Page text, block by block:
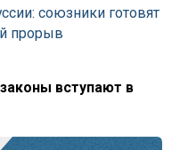
союзники готовят
прорыв
вступают в